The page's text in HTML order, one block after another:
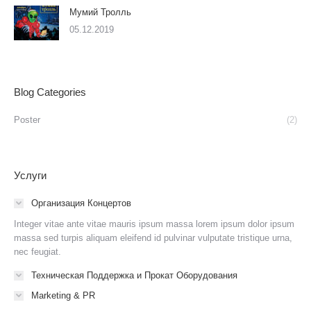
Мумий Тролль
05.12.2019
Blog Categories
Poster (2)
Услуги
Организация Концертов
Integer vitae ante vitae mauris ipsum massa lorem ipsum dolor ipsum
massa sed turpis aliquam eleifend id pulvinar vulputate tristique urna,
nec feugiat.
Техническая Поддержка и Прокат Оборудования
Marketing & PR